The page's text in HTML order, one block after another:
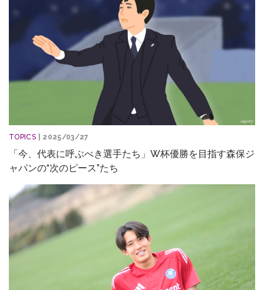
TOPICS | 2025/03/27
「今、代表に呼ぶべき選手たち」W杯優勝を目指す森保ジ
ャパンの“次のピース”たち